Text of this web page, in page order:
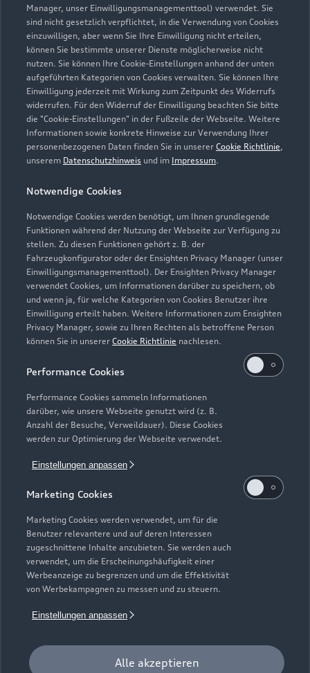
Manager, unser Einwilligungsmanagementtool) verwendet. Sie
sind nicht gesetzlich verpflichtet, in die Verwendung von Cookies
einzuwilligen, aber wenn Sie Ihre Einwilligung nicht erteilen,
können Sie bestimmte unserer Dienste möglicherweise nicht
nutzen. Sie können Ihre Cookie-Einstellungen anhand der unten
aufgeführten Kategorien von Cookies verwalten. Sie können Ihre
Einwilligung jederzeit mit Wirkung zum Zeitpunkt des Widerrufs
widerrufen. Für den Widerruf der Einwilligung beachten Sie bitte
die "Cookie-Einstellungen" in der Fußzeile der Webseite. Weitere
Informationen sowie konkrete Hinweise zur Verwendung Ihrer
personenbezogenen Daten finden Sie in unserer Cookie Richtlinie,
unserem Datenschutzhinweis und im Impressum.
Notwendige Cookies
Notwendige Cookies werden benötigt, um Ihnen grundlegende
Funktionen während der Nutzung der Webseite zur Verfügung zu
stellen. Zu diesen Funktionen gehört z. B. der
Fahrzeugkonfigurator oder der Ensighten Privacy Manager (unser
Einwilligungsmanagementtool). Der Ensighten Privacy Manager
verwendet Cookies, um Informationen darüber zu speichern, ob
und wenn ja, für welche Kategorien von Cookies Benutzer ihre
Einwilligung erteilt haben. Weitere Informationen zum Ensighten
Privacy Manager, sowie zu Ihren Rechten als betroffene Person
können Sie in unserer Cookie Richtlinie nachlesen.
Performance Cookies
Performance Cookies sammeln Informationen
darüber, wie unsere Webseite genutzt wird (z. B.
Anzahl der Besuche, Verweildauer). Diese Cookies
werden zur Optimierung der Webseite verwendet.
Einstellungen anpassen
Marketing Cookies
Marketing Cookies werden verwendet, um für die
Benutzer relevantere und auf deren Interessen
zugeschnittene Inhalte anzubieten. Sie werden auch
verwendet, um die Erscheinungshäufigkeit einer
Werbeanzeige zu begrenzen und um die Effektivität
von Werbekampagnen zu messen und zu steuern.
Einstellungen anpassen
Alle akzeptieren
Einzelabnehmer.
Diese Leistung umfasst den Anspruch auf eine begrenzte
Übernahme der Kosten bis zu 35 Euro für Ersatzmobilität (z.B.
Mietwagen). Der Partner entscheidet über die Art der
Ersatzmobilität. Die Ersatzmobilität gilt nur in
Zusammenhang mit Leistungen, die durch die Dienstleistung
abgedeckt werden. Sie wird für einen Tag je Wartung oder
Inspektion gewährt.
Dieses Angebot ergänzt die in den Fahrzeugen enthaltene Audi
Dienstleistung Inspektion und Verschleiß der Audi Leasing,
Zweigniederlassung der Volkswagen Leasing GmbH,
Braunschweig. Nur für Audi Werksdienstwagen und Audi
Mietfahrzeuge mit einer Audi Anschlussgarantie bis zu einem
Fahrzeugalter von 24 Monaten und 30.000 km
Gesamtfahrleistung (Stichtag: Datum der Ummeldung auf den
neuen Gebrauchtwagenkunden). Für private und gewerbliche
Einzelabnehmer sowie ausge wählte Sonderabnehmer.
Junge Gebrauchtwagen sind ehemalige Audi Mietfahrzeuge
(AMF) oder Audi Werksdienstwagen (WDW) der AUDI AG mit
einem Fahrzeugalter von max. 24 Monaten nach
werden. Ausgenommen hiervon sind händlereigene
Mietfahrzeuge der Marke Audi, die in der Erstverwendung über
externe Mietwagengesellschaften wie bspw. EURO-Leasing
unter https://www.audi.de/junge-gebrauchtwagen.
Audi Anschlussgarantie bereits enthalten in Audi
Werksdienstwagen und Audi Mietfahrzeugen gemäß
Bedingungen der AUDI AG, Ingolstadt.
Versicherungsleistungen werden durch den Audi
VersicherungsService, Zweigniederlassung der Volkswagen
Versicherungsdienst GmbH, Gifhorner Str. 57, 38112
Braunschweig, vermittelt und von der Volkswagen
als Risikoträger erbracht. Gültig für Privatkunden und
gewerbliche Einzelabnehmer, die einen Pkw (ohne Vermietung)